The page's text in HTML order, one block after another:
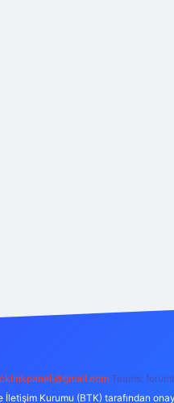
Teams:
Kurumu (BTK) tarafından